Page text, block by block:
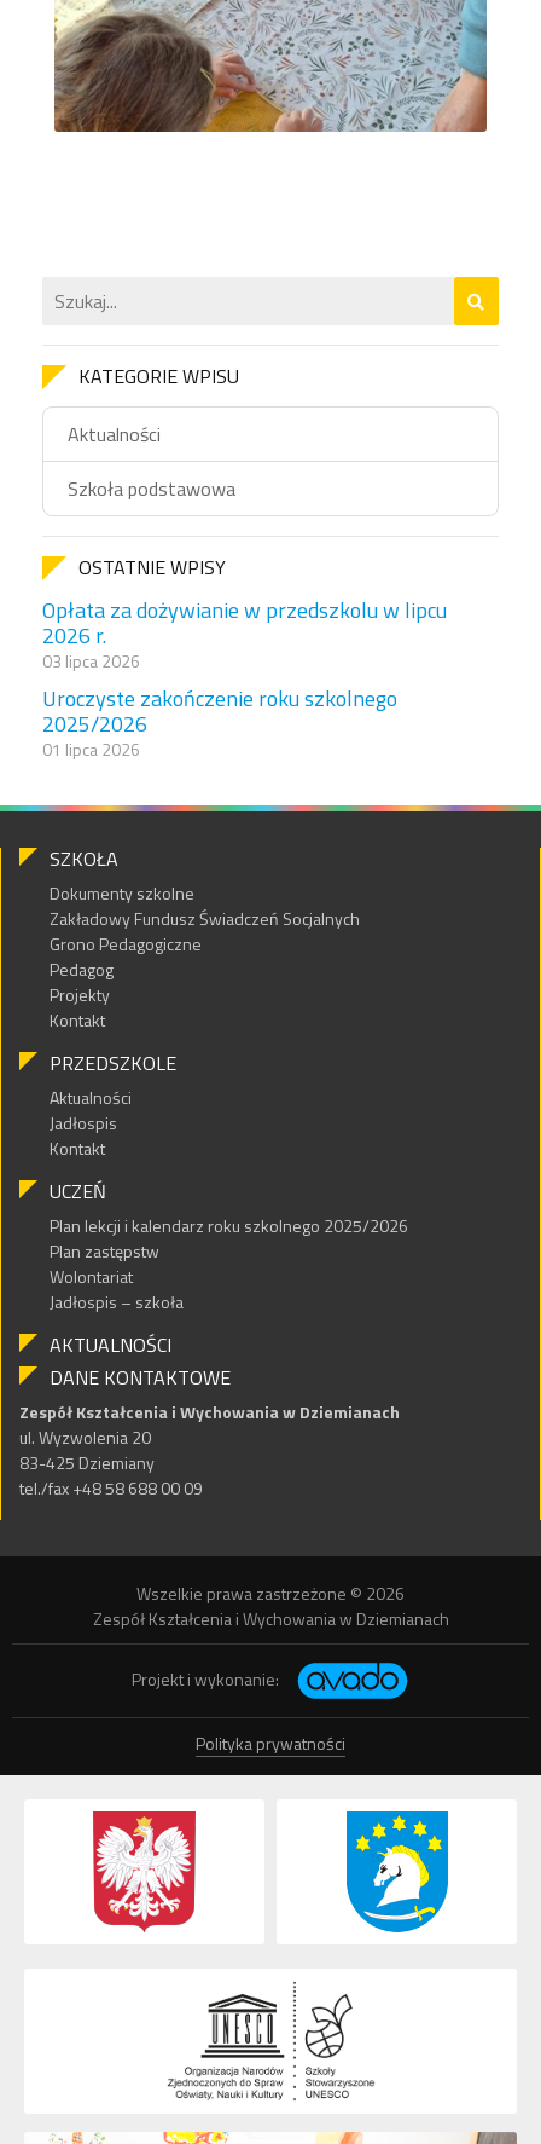
KATEGORIE WPISU
Aktualności
Szkoła podstawowa
OSTATNIE WPISY
Opłata za dożywianie w przedszkolu w lipcu
2026 r.
03 lipca 2026
Uroczyste zakończenie roku szkolnego
2025/2026
01 lipca 2026
SZKOŁA
Dokumenty szkolne
Zakładowy Fundusz Świadczeń Socjalnych
Grono Pedagogiczne
Pedagog
Projekty
Kontakt
PRZEDSZKOLE
Aktualności
Jadłospis
Kontakt
UCZEŃ
Plan lekcji i kalendarz roku szkolnego 2025/2026
Plan zastępstw
Wolontariat
Jadłospis – szkoła
AKTUALNOŚCI
DANE KONTAKTOWE
Zespół Kształcenia i Wychowania w Dziemianach
ul. Wyzwolenia 20
83-425 Dziemiany
tel./fax +48 58 688 00 09
Wszelkie prawa zastrzeżone © 2026
Zespół Kształcenia i Wychowania w Dziemianach
Projekt i wykonanie:
Polityka prywatności